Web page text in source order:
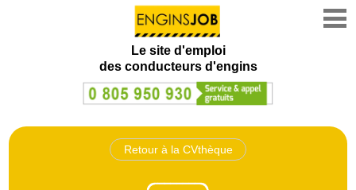
Le site d'emploi
des conducteurs d'engins
Retour à la CVthèque